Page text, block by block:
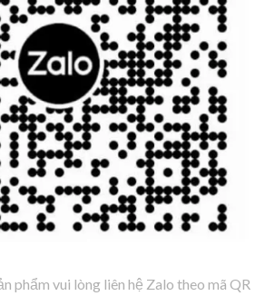
phẩm vui lòng liên hệ Zalo theo mã QR